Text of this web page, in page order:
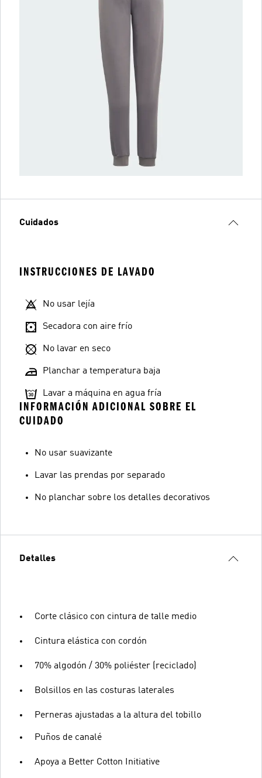
Cuidados
INSTRUCCIONES DE LAVADO
No usar lejía
Secadora con aire frío
No lavar en seco
Planchar a temperatura baja
Lavar a máquina en agua fría
INFORMACIÓN ADICIONAL SOBRE EL
CUIDADO
No usar suavizante
Lavar las prendas por separado
No planchar sobre los detalles decorativos
Detalles
Corte clásico con cintura de talle medio
Cintura elástica con cordón
70% algodón / 30% poliéster (reciclado)
Bolsillos en las costuras laterales
Perneras ajustadas a la altura del tobillo
Puños de canalé
Apoya a Better Cotton Initiative